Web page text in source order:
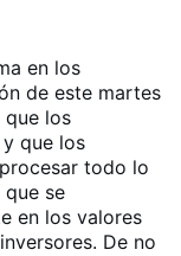
en los
de este martes
que los
que los
todo lo
se
en los valores
De no